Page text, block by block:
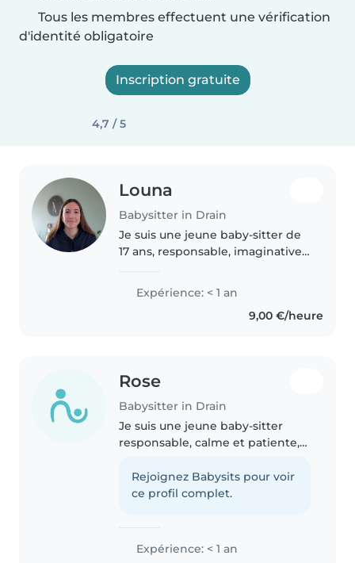
Tous les membres effectuent une vérification
d'identité obligatoire
Inscription gratuite
4,7 / 5
Louna
Babysitter in Drain
Je suis une jeune baby-sitter de
17 ans, responsable, imaginative
encore d'expérience
professionnelle, j'ai acquis des
compétences variées en
Expérience: < 1 an
9,00 €/heure
Rose
Babysitter in Drain
Je suis une jeune baby-sitter
responsable, calme et patiente,
préscolaire et scolaire. Bien que
je débute dans le domaine, je
Rejoignez Babysits pour voir
ce profil complet.
Expérience: < 1 an